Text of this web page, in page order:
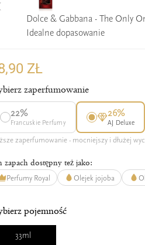
Dolce & Gabbana - The Only
Idealne dopasowanie
ZŁ
zaperfumowanie
22%
Francuskie Perfumy
26%
AJ Deluxe
zaperfumowanie - mocniejszy i dłużej
zapach dostępny też jako:
Perfumy Royal Olejek jojoba
pojemność
33ml